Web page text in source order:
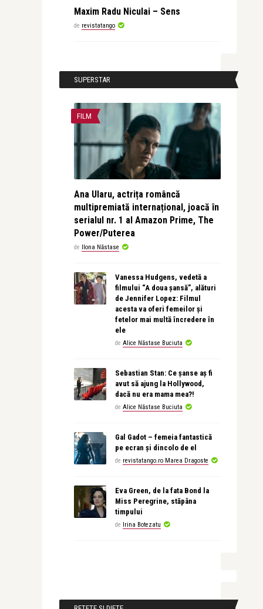
Maxim Radu Niculai – Sens
de revistatango
SUPERSTAR
FILM
Ana Ularu, actrița româncă
multipremiată internațional, joacă în
serialul nr. 1 al Amazon Prime, The
Power/Puterea
de Ilona Năstase
Vanessa Hudgens, vedetă a
filmului “A doua șansă”, alături
de Jennifer Lopez: Filmul
acesta va oferi femeilor și
fetelor mai multă încredere în
ele
de Alice Năstase Buciuta
Sebastian Stan: Ce șanse aș fi
avut să ajung la Hollywood,
dacă nu era mama mea?!
de Alice Năstase Buciuta
Gal Gadot – femeia fantastică
pe ecran și dincolo de el
de revistatango.ro Marea Dragoste
Eva Green, de la fata Bond la
Miss Peregrine, stăpâna
timpului
de Irina Botezatu